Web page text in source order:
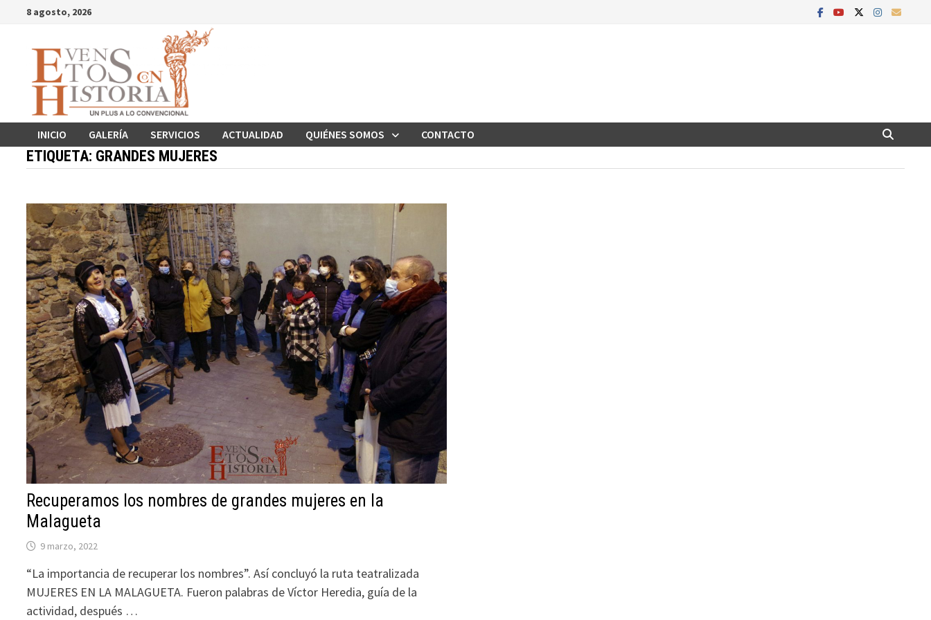
Saltar
contenido
8 agosto, 2026
INICIO GALERÍA SERVICIOS ACTUALIDAD QUIÉNES SOMOS CONTACTO
ETIQUETA: GRANDES MUJERES
Recuperamos los nombres de grandes mujeres en la
Malagueta
9 marzo, 2022
“La importancia de recuperar los nombres”. Así concluyó la ruta teatralizada
MUJERES EN LA MALAGUETA. Fueron palabras de Víctor Heredia, guía de la
actividad, después …